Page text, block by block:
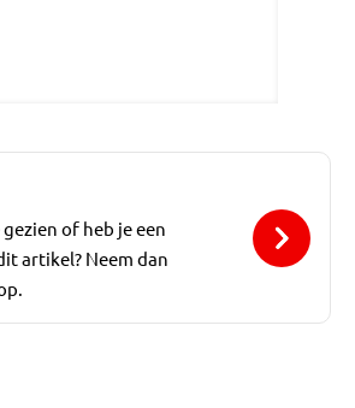
of heb je een
artikel? Neem dan